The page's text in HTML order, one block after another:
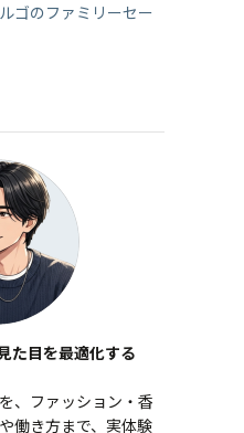
ゴのファミリーセー
た目を最適化する
、ファッション・香
働き方まで、実体験